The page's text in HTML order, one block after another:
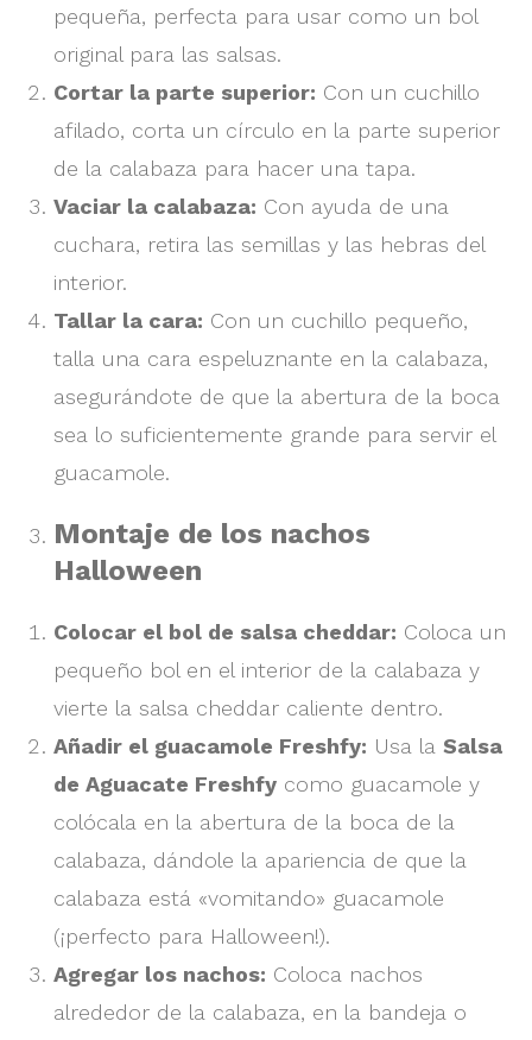
pequeña, perfecta para usar como un bol
original para las salsas.
Cortar la parte superior: Con un cuchillo
afilado, corta un círculo en la parte superior
de la calabaza para hacer una tapa.
Vaciar la calabaza: Con ayuda de una
cuchara, retira las semillas y las hebras del
interior.
Tallar la cara: Con un cuchillo pequeño,
talla una cara espeluznante en la calabaza,
asegurándote de que la abertura de la boca
sea lo suficientemente grande para servir el
guacamole.
Montaje de los nachos
Halloween
Colocar el bol de salsa cheddar: Coloca un
pequeño bol en el interior de la calabaza y
vierte la salsa cheddar caliente dentro.
Añadir el guacamole Freshfy: Usa la Salsa
de Aguacate Freshfy como guacamole y
colócala en la abertura de la boca de la
calabaza, dándole la apariencia de que la
calabaza está «vomitando» guacamole
(¡perfecto para Halloween!).
Agregar los nachos: Coloca nachos
alrededor de la calabaza, en la bandeja o